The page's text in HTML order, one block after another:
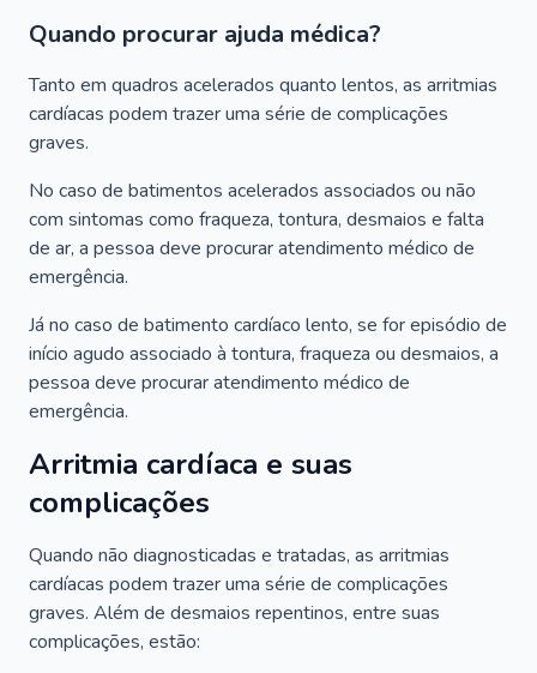
Quando procurar ajuda médica?
Tanto em quadros acelerados quanto lentos, as arritmias
cardíacas podem trazer uma série de complicações
graves.
No caso de batimentos acelerados associados ou não
com sintomas como fraqueza, tontura, desmaios e falta
de ar, a pessoa deve procurar atendimento médico de
emergência.
Já no caso de batimento cardíaco lento, se for episódio de
início agudo associado à tontura, fraqueza ou desmaios, a
pessoa deve procurar atendimento médico de
emergência.
Arritmia cardíaca e suas
complicações
Quando não diagnosticadas e tratadas, as arritmias
cardíacas podem trazer uma série de complicações
graves. Além de desmaios repentinos, entre suas
complicações, estão: